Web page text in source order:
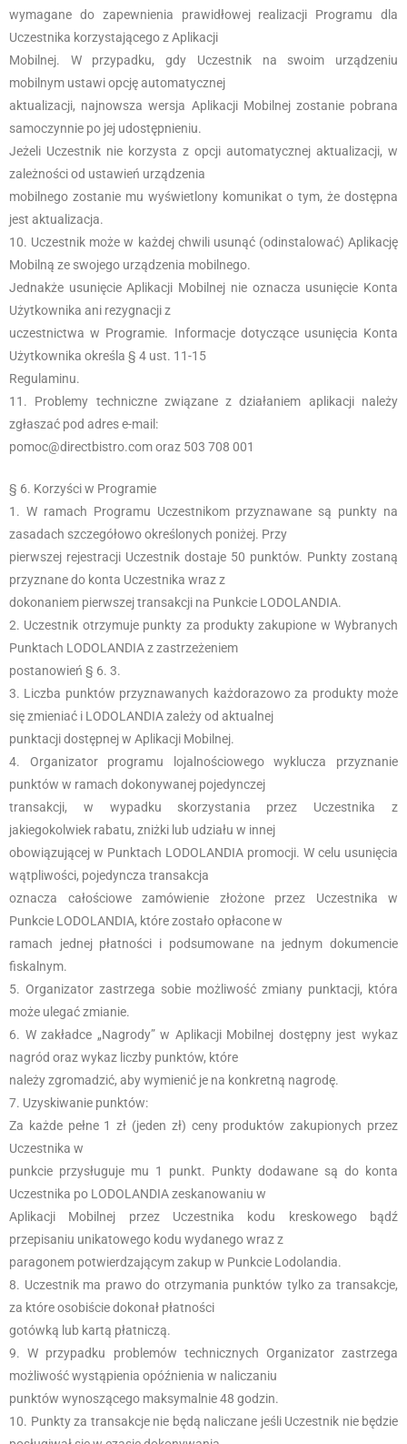
wymagane do zapewnienia prawidłowej realizacji Programu dla
Uczestnika korzystającego z Aplikacji
Mobilnej. W przypadku, gdy Uczestnik na swoim urządzeniu
mobilnym ustawi opcję automatycznej
aktualizacji, najnowsza wersja Aplikacji Mobilnej zostanie pobrana
samoczynnie po jej udostępnieniu.
Jeżeli Uczestnik nie korzysta z opcji automatycznej aktualizacji, w
zależności od ustawień urządzenia
mobilnego zostanie mu wyświetlony komunikat o tym, że dostępna
jest aktualizacja.
Uczestnik może w każdej chwili usunąć (odinstalować) Aplikację
Mobilną ze swojego urządzenia mobilnego.
Jednakże usunięcie Aplikacji Mobilnej nie oznacza usunięcie Konta
Użytkownika ani rezygnacji z
uczestnictwa w Programie. Informacje dotyczące usunięcia Konta
Użytkownika określa § 4 ust. 11-15
Regulaminu.
Problemy techniczne związane z działaniem aplikacji należy
zgłaszać pod adres e-mail:
pomoc@directbistro.com oraz 503 708 001
§ 6. Korzyści w Programie
W ramach Programu Uczestnikom przyznawane są punkty na
zasadach szczegółowo określonych poniżej. Przy
pierwszej rejestracji Uczestnik dostaje 50 punktów. Punkty zostaną
przyznane do konta Uczestnika wraz z
dokonaniem pierwszej transakcji na Punkcie LODOLANDIA.
Uczestnik otrzymuje punkty za produkty zakupione w Wybranych
Punktach LODOLANDIA z zastrzeżeniem
postanowień § 6. 3.
Liczba punktów przyznawanych każdorazowo za produkty może
się zmieniać i LODOLANDIA zależy od aktualnej
punktacji dostępnej w Aplikacji Mobilnej.
Organizator programu lojalnościowego wyklucza przyznanie
punktów w ramach dokonywanej pojedynczej
transakcji, w wypadku skorzystania przez Uczestnika z
jakiegokolwiek rabatu, zniżki lub udziału w innej
obowiązującej w Punktach LODOLANDIA promocji. W celu usunięcia
wątpliwości, pojedyncza transakcja
oznacza całościowe zamówienie złożone przez Uczestnika w
Punkcie LODOLANDIA, które zostało opłacone w
ramach jednej płatności i podsumowane na jednym dokumencie
fiskalnym.
Organizator zastrzega sobie możliwość zmiany punktacji, która
może ulegać zmianie.
W zakładce „Nagrody” w Aplikacji Mobilnej dostępny jest wykaz
nagród oraz wykaz liczby punktów, które
należy zgromadzić, aby wymienić je na konkretną nagrodę.
Uzyskiwanie punktów:
Za każde pełne 1 zł (jeden zł) ceny produktów zakupionych przez
Uczestnika w
punkcie przysługuje mu 1 punkt. Punkty dodawane są do konta
Uczestnika po LODOLANDIA zeskanowaniu w
Aplikacji Mobilnej przez Uczestnika kodu kreskowego bądź
przepisaniu unikatowego kodu wydanego wraz z
paragonem potwierdzającym zakup w Punkcie Lodolandia.
Uczestnik ma prawo do otrzymania punktów tylko za transakcje,
za które osobiście dokonał płatności
gotówką lub kartą płatniczą.
W przypadku problemów technicznych Organizator zastrzega
możliwość wystąpienia opóźnienia w naliczaniu
punktów wynoszącego maksymalnie 48 godzin.
Punkty za transakcje nie będą naliczane jeśli Uczestnik nie będzie